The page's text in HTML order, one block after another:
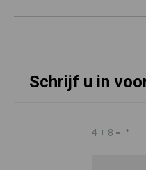
Schrijf u in
4 + 8 = *